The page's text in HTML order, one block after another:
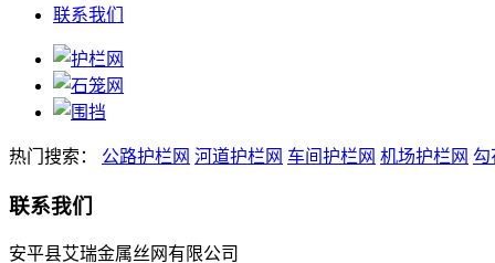
联系我们
热门搜索： 公路护栏网 河道护栏网 车间护栏网 机场护栏网 勾
联系我们
安平县艾瑞金属丝网有限公司